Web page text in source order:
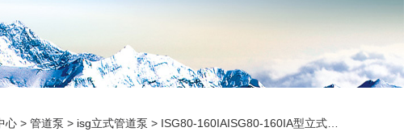
心 > 管道泵 > isg立式管道泵 > ISG80-160IAISG80-160IA型立式管道泵